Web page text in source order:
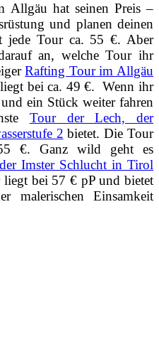
Allgäu hat seinen Preis –
und planen deinen
jede Tour ca. 55 €. Aber
an, welche Tour ihr
Rafting Tour im Allgäu
bei ca. 49 €. Wenn ihr
ein Stück weiter fahren
Tour der Lech, der
2 bietet. Die Tour
€. Ganz wild geht es
Imster Schlucht in Tirol
liegt bei 57 € pP und bietet
malerischen Einsamkeit